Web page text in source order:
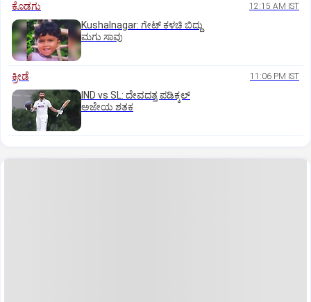
ಕೊಡಗು 12:15 AM IST
Kushalnagar: ಗೇಟ್ ಕಳಚಿ ಬಿದ್ದು
ಮಗು ಸಾವು
ಕ್ರೀಡೆ 11:06 PM IST
IND vs SL: ದೇವದತ್ತ ಪಡಿಕ್ಕಲ್‌
ಅಜೇಯ ಶತಕ